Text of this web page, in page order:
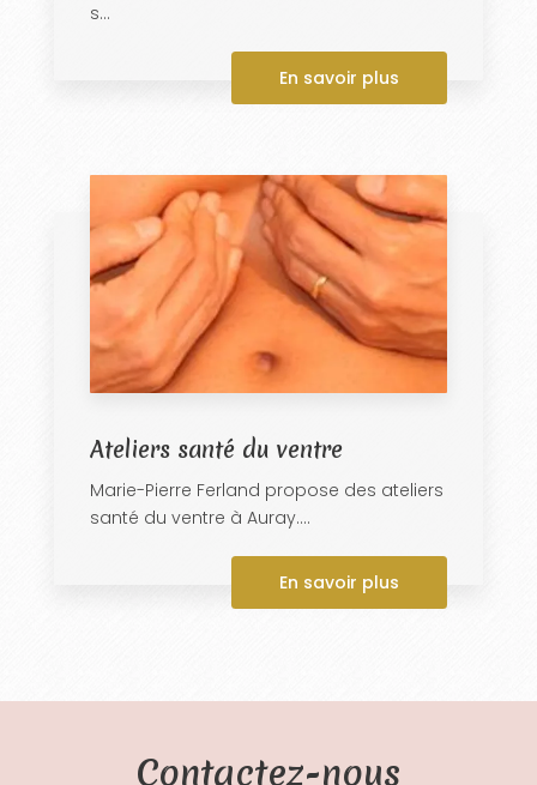
s...
En savoir plus
Ateliers santé du ventre
Marie-Pierre Ferland propose des ateliers
santé du ventre à Auray....
En savoir plus
Contactez-nous